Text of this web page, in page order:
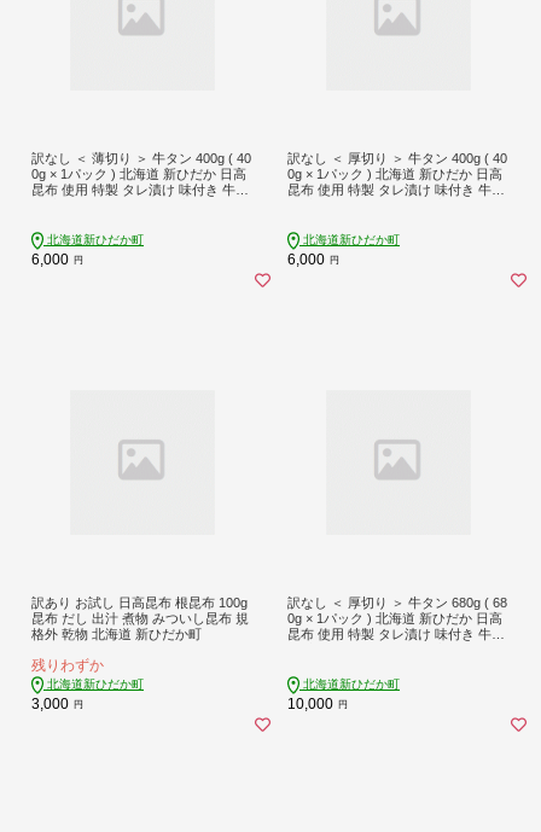
訳なし ＜ 薄切り ＞ 牛タン 400g ( 40
0g × 1パック ) 北海道 新ひだか 日高
昆布 使用 特製 タレ漬け 味付き 牛肉
北海道新ひだか町
6,000 円
訳なし ＜ 厚切り ＞ 牛タン 400g ( 40
0g × 1パック ) 北海道 新ひだか 日高
昆布 使用 特製 タレ漬け 味付き 牛肉
北海道新ひだか町
6,000 円
訳あり お試し 日高昆布 根昆布 100g
昆布 だし 出汁 煮物 みついし昆布 規
格外 乾物 北海道 新ひだか町
残りわずか
北海道新ひだか町
3,000 円
訳なし ＜ 厚切り ＞ 牛タン 680g ( 68
0g × 1パック ) 北海道 新ひだか 日高
昆布 使用 特製 タレ漬け 味付き 牛肉
北海道新ひだか町
10,000 円